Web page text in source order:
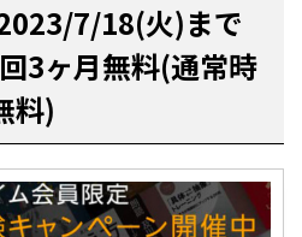
7/18(火)まで
3ヶ月無料(通常時
料)